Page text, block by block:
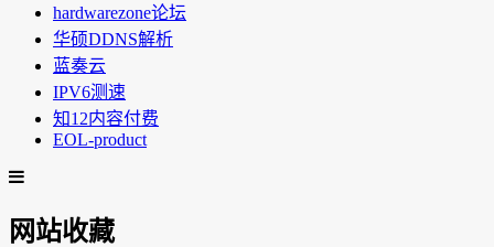
hardwarezone论坛
华硕DDNS解析
蓝奏云
IPV6测速
知12内容付费
EOL-product
网站收藏